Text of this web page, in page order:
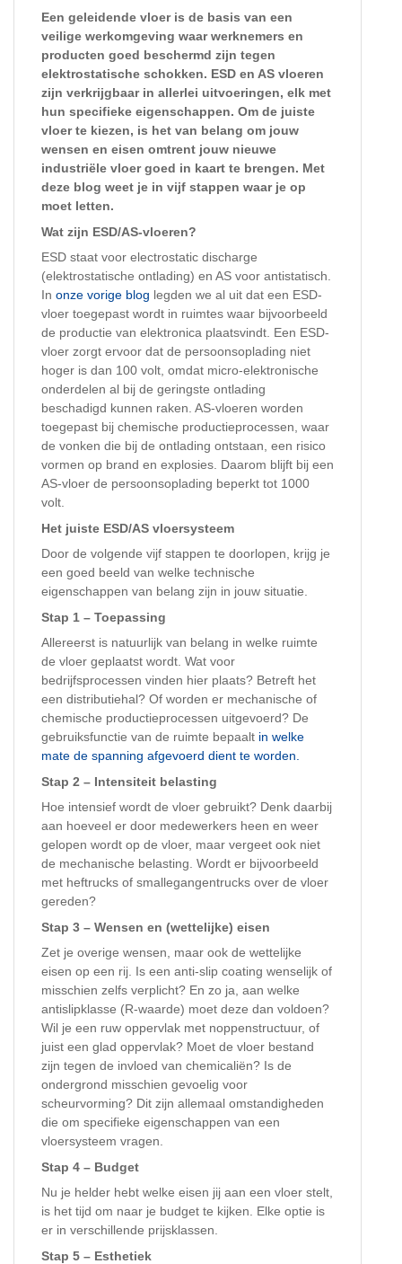
Een geleidende vloer is de basis van een
veilige werkomgeving waar werknemers en
producten goed beschermd zijn tegen
elektrostatische schokken. ESD en AS vloeren
zijn verkrijgbaar in allerlei uitvoeringen, elk met
hun specifieke eigenschappen. Om de juiste
vloer te kiezen, is het van belang om jouw
wensen en eisen omtrent jouw nieuwe
industriële vloer goed in kaart te brengen. Met
deze blog weet je in vijf stappen waar je op
moet letten.
Wat zijn ESD/AS-vloeren?
ESD staat voor electrostatic discharge
(elektrostatische ontlading) en AS voor antistatisch.
In onze vorige blog legden we al uit dat een ESD-
vloer toegepast wordt in ruimtes waar bijvoorbeeld
de productie van elektronica plaatsvindt. Een ESD-
vloer zorgt ervoor dat de persoonsoplading niet
hoger is dan 100 volt, omdat micro-elektronische
onderdelen al bij de geringste ontlading
beschadigd kunnen raken. AS-vloeren worden
toegepast bij chemische productieprocessen, waar
de vonken die bij de ontlading ontstaan, een risico
vormen op brand en explosies. Daarom blijft bij een
AS-vloer de persoonsoplading beperkt tot 1000
volt.
Het juiste ESD/AS vloersysteem
Door de volgende vijf stappen te doorlopen, krijg je
een goed beeld van welke technische
eigenschappen van belang zijn in jouw situatie.
Stap 1 – Toepassing
Allereerst is natuurlijk van belang in welke ruimte
de vloer geplaatst wordt. Wat voor
bedrijfsprocessen vinden hier plaats? Betreft het
een distributiehal? Of worden er mechanische of
chemische productieprocessen uitgevoerd? De
gebruiksfunctie van de ruimte bepaalt in welke
mate de spanning afgevoerd dient te worden.
Stap 2 – Intensiteit belasting
Hoe intensief wordt de vloer gebruikt? Denk daarbij
aan hoeveel er door medewerkers heen en weer
gelopen wordt op de vloer, maar vergeet ook niet
de mechanische belasting. Wordt er bijvoorbeeld
met heftrucks of smallegangentrucks over de vloer
gereden?
Stap 3 – Wensen en (wettelijke) eisen
Zet je overige wensen, maar ook de wettelijke
eisen op een rij. Is een anti-slip coating wenselijk of
misschien zelfs verplicht? En zo ja, aan welke
antislipklasse (R-waarde) moet deze dan voldoen?
Wil je een ruw oppervlak met noppenstructuur, of
juist een glad oppervlak? Moet de vloer bestand
zijn tegen de invloed van chemicaliën? Is de
ondergrond misschien gevoelig voor
scheurvorming? Dit zijn allemaal omstandigheden
die om specifieke eigenschappen van een
vloersysteem vragen.
Stap 4 – Budget
Nu je helder hebt welke eisen jij aan een vloer stelt,
is het tijd om naar je budget te kijken. Elke optie is
er in verschillende prijsklassen.
Stap 5 – Esthetiek